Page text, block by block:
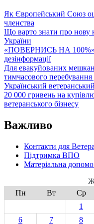
Як Європейський Союз
членства
Що варто знати про нову
України
«ПОВЕРНИСЬ НА 100%»:
дезінформації
Для евакуйованих
тимчасового
Український
20 000 гривень на
ветеранського бізнесу
Важливо
Контакти для
Підтримка ВПО
Матеріальна
Пн
Вт Ср
1
6
7 8